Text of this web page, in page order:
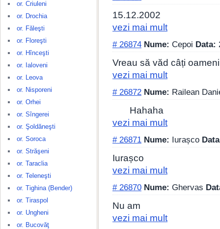
or. Criuleni
or. Drochia
or. Făleşti
or. Floreşti
or. Hînceşti
or. Ialoveni
or. Leova
or. Nisporeni
or. Orhei
or. Sîngerei
or. Şoldăneşti
or. Soroca
or. Străşeni
or. Taraclia
or. Teleneşti
or. Tighina (Bender)
or. Tiraspol
or. Ungheni
or. Bucovăţ
15.12.2002
vezi mai mult
# 26874 Nume: Cepoi Data:
Vreau să văd câți
vezi mai mult
# 26872 Nume: Railean
Hahaha
vezi mai mult
# 26871 Nume: Iurașco
Iurașco
vezi mai mult
# 26870 Nume: Ghervas
Nu am
vezi mai mult